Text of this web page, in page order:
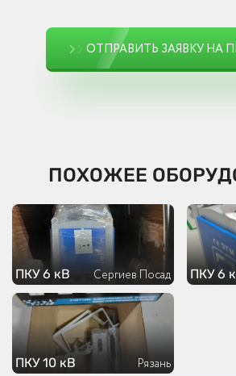
ОТПРАВИТЬ ЗАЯВКУ НА
ПОХОЖЕЕ
ПКУ 6 кВ Сергиев Посад ПКУ 6
ПКУ 10 кВ Рязань